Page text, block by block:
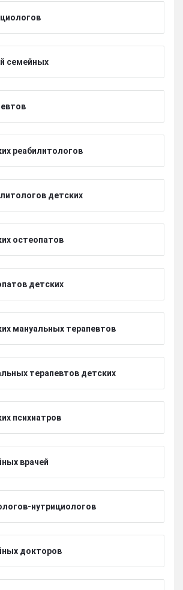
семейных
реабилитологов
детских
остеопатов
детских
мануальных терапевтов
терапевтов детских
психиатров
врачей
нутрициологов
докторов